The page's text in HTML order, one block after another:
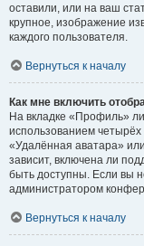
оставили, или на ваш
крупное, изображение
каждого пользователя.
Вернуться к началу
Как мне включить
На вкладке «Профиль»
использованием
«Удалённая аватара»
зависит, включена ли
быть доступны. Если вы
администратором
Вернуться к началу